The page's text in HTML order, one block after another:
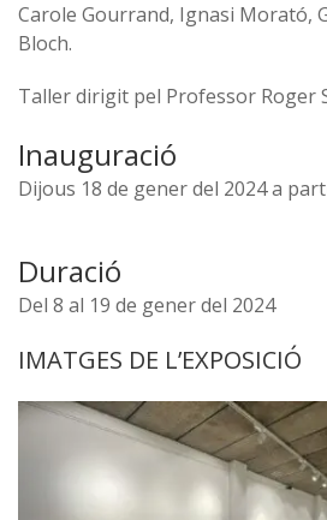
Carole Gourrand, Ignasi Morató,
Bloch.
Taller dirigit pel Professor Roger
Inauguració
Dijous 18 de gener del 2024 a
Duració
Del 8 al 19 de gener del 2024
IMATGES DE L’EXPOSICIÓ